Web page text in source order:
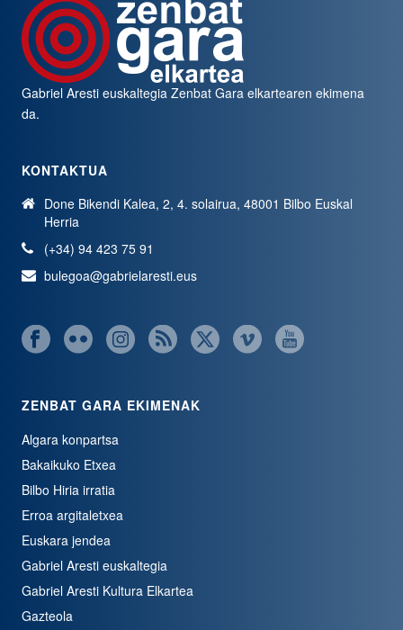
Gabriel Aresti euskaltegiaZenbat Gara elkartearen ekimena
da.
KONTAKTUA
Done Bikendi Kalea, 2, 4. solairua, 48001 Bilbo Euskal
Herria
(+34) 94 423 75 91
bulegoa@gabrielaresti.eus
ZENBAT GARA EKIMENAK
Algara konpartsa
Bakaikuko Etxea
Bilbo Hiria irratia
Erroa argitaletxea
Euskara jendea
Gabriel Aresti euskaltegia
Gabriel Aresti Kultura Elkartea
Gazteola